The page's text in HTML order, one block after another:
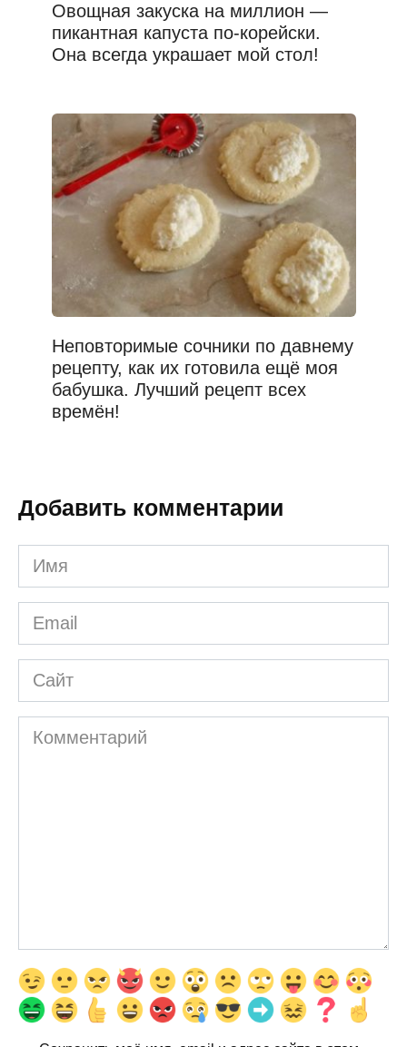
Овощная закуска на миллион —
пикантная капуста по-корейски.
Она всегда украшает мой стол!
Неповторимые сочники по давнему
рецепту, как их готовила ещё моя
бабушка. Лучший рецепт всех
времён!
Добавить комментарии
Имя
*
Email
*
Сайт
Комментарий